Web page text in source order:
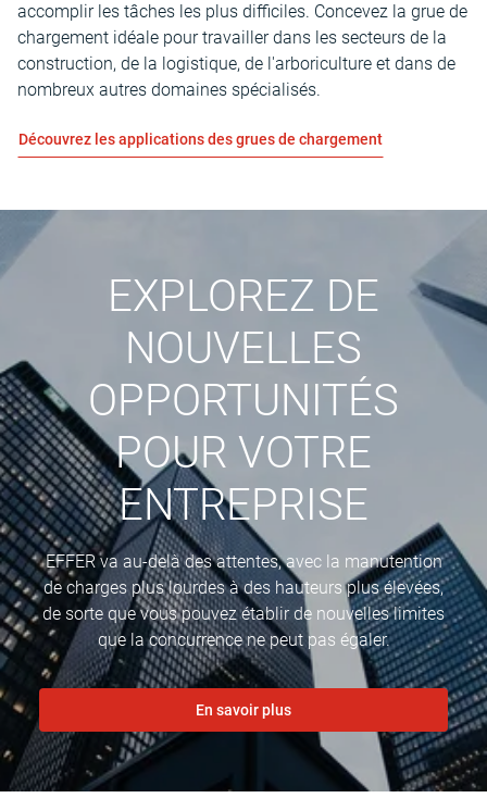
accomplir les tâches les plus difficiles. Concevez la grue de
chargement idéale pour travailler dans les secteurs de la
construction, de la logistique, de l'arboriculture et dans de
nombreux autres domaines spécialisés.
Découvrez les applications des grues de chargement
EXPLOREZ DE
NOUVELLES
OPPORTUNITÉS
POUR VOTRE
ENTREPRISE
EFFER va au-delà des attentes, avec la manutention
de charges plus lourdes à des hauteurs plus élevées,
de sorte que vous pouvez établir de nouvelles limites
que la concurrence ne peut pas égaler.
En savoir plus